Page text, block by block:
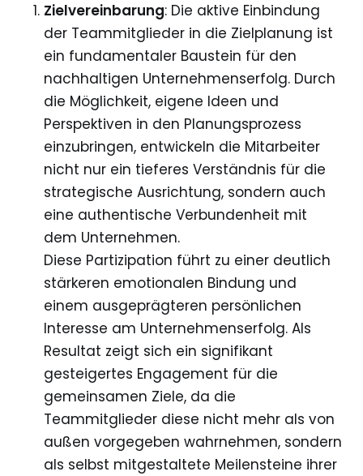
Zielvereinbarung: Die aktive Einbindung
der Teammitglieder in die Zielplanung ist
ein fundamentaler Baustein für den
nachhaltigen Unternehmenserfolg. Durch
die Möglichkeit, eigene Ideen und
Perspektiven in den Planungsprozess
einzubringen, entwickeln die Mitarbeiter
nicht nur ein tieferes Verständnis für die
strategische Ausrichtung, sondern auch
eine authentische Verbundenheit mit
dem Unternehmen.
Diese Partizipation führt zu einer deutlich
stärkeren emotionalen Bindung und
einem ausgeprägteren persönlichen
Interesse am Unternehmenserfolg. Als
Resultat zeigt sich ein signifikant
gesteigertes Engagement für die
gemeinsamen Ziele, da die
Teammitglieder diese nicht mehr als von
außen vorgegeben wahrnehmen, sondern
als selbst mitgestaltete Meilensteine ihrer